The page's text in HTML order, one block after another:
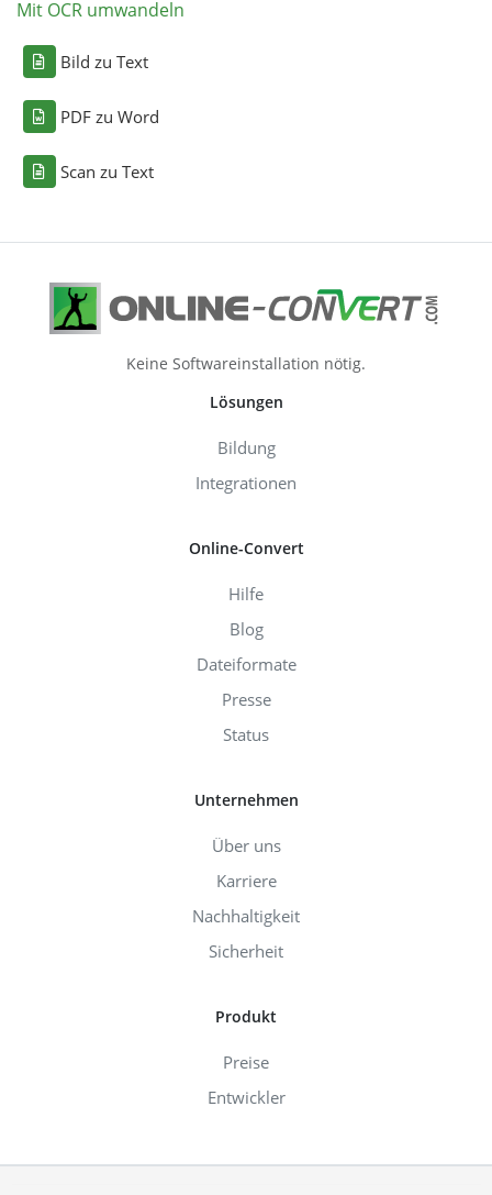
Mit OCR umwandeln
Bild zu Text
PDF zu Word
Scan zu Text
Keine Softwareinstallation nötig.
Lösungen
Bildung
Integrationen
Online-Convert
Hilfe
Blog
Dateiformate
Presse
Status
Unternehmen
Über uns
Karriere
Nachhaltigkeit
Sicherheit
Produkt
Preise
Entwickler